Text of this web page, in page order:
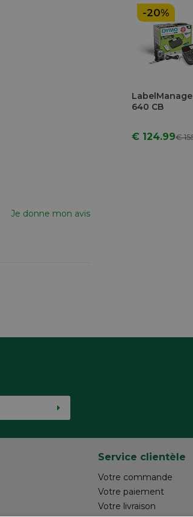
-20%
640 CB
€ 124.99€
Je donne mon avis
Service clientèle
Votre commande
Votre paiement
Votre livraison